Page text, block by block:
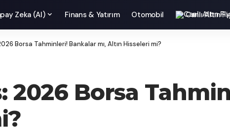
Zeka (AI) Finans & Yatırım Otomobil Canlı Altın
Borsa Tahminleri! Bankalar mı, Altın Hisseleri mi?
2026 Borsa